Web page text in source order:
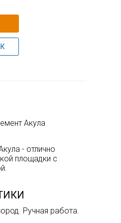
Акула
- отлично
площадки с
Ручная работа.